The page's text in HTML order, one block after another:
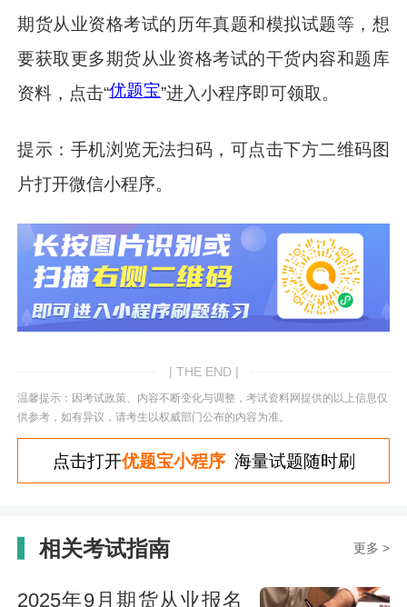
期货从业资格考试的历年真题和模拟试题等，想
要获取更多期货从业资格考试的干货内容和题库
资料，点击“优题宝”进入小程序即可领取。
提示：手机浏览无法扫码，可点击下方二维码图
片打开微信小程序。
| THE END |
温馨提示：因考试政策、内容不断变化与调整，考试资料网提供的以上信息仅
供参考，如有异议，请考生以权威部门公布的内容为准。
点击打开优题宝小程序海量试题随时刷
相关考试指南 更多 >
2025年9月期货从业报名